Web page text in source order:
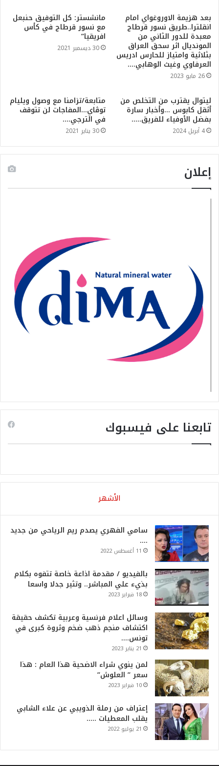
بعد هزيمة الاوروغواي امام
انقلترا..طريق نسور قرطاج
معبدة للدور الثاني من
المونديال اثر سحق العراق
بثلاثية وامتياز للحارس ادريس
العرفاوي وغيث الوهابي….
26 مايو 2023
مانشستر: كل التوفيق حنبعل
مع نسور قرطاج في كأس
افريقيا”
30 ديسمبر 2021
ليتوال يقترب من التخلص من
أثقل كابوس …وأخبار سارة
بفضل الأوفياء للفريق…..
4 أبريل 2024
متابعة/تزامنا مع وصول ويليام
توڨاي…المفاجات لن تتوقف
في الترجي….
30 يناير 2021
إعلان
تابعنا على فيسبوك
الأشهر
سامي الفهري يصدم ريم الرياحي من جديد
….
11 أغسطس 2022
بالفيديو / مقدمة اذاعة خاصة تتفوه بكلام
بذيء علي المباشر.. وتثير جدلا واسعا
18 فبراير 2023
وسائل اعلام فرنسية وعربية تكشف حقيقة
اكتشاف منجم ذهب ضخم وثروة كبرى في
تونس….
21 يناير 2023
لمن ينوي شراء الاضحية هذا العام : هذا
سعر ” العلوش”
10 فبراير 2023
إعتراف من رملة الذويبي عن علاء الشابي
يقلب المعطيات …..
21 يوليو 2022